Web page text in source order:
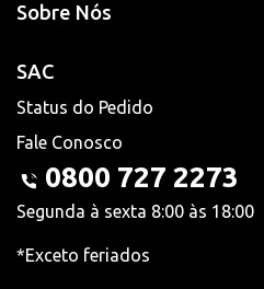
Sobre Nós
SAC
Status do Pedido
Fale Conosco
0800 727 2273
Segunda à sexta 8:00 às 18:00
*Exceto feriados